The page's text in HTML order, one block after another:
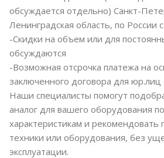
обсуждается отдельно) Санкт-
Ленинградская область, по
-Скидки на объем или для
обсуждаются
-Возможная отсрочка платежа на
заключенного договора для юр.лиц
Наши специалисты помогут
аналог для вашего оборудования
характеристикам и рекомендовать
техники или оборудования, без
эксплуатации.